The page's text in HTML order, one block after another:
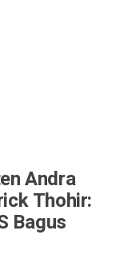
Andra
Thohir:
Bagus